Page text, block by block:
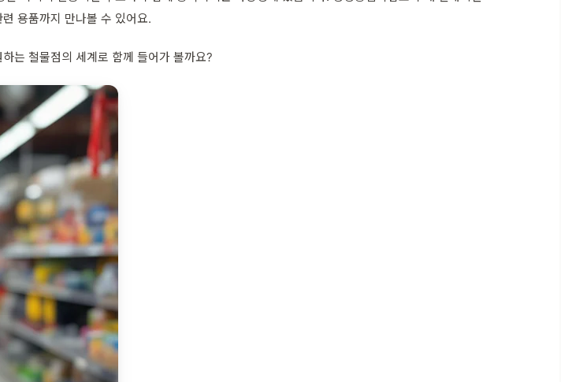
용품까지 만나볼 수 있어요.
는 철물점의 세계로 함께 들어가 볼까요?